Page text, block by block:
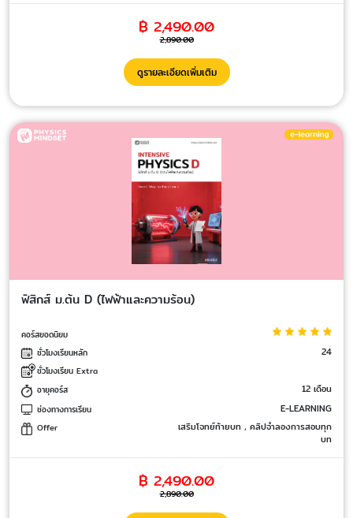
฿ 2,490.00
2,890.00
ดูรายละเอียดเพิ่มเติม
ฟิสิกส์ ม.ต้น D (ไฟฟ้าและความร้อน)
คอร์สยอดนิยม
ชั่วโมงเรียนหลัก
24
ชั่วโมงเรียน Extra
อายุคอร์ส
12 เดือน
ช่องทางการเรียน E-LEARNING
Offer
เสริมโจทย์ท้ายบท , คลิปจำลองการสอบทุก
บท
฿ 2,490.00
2,890.00